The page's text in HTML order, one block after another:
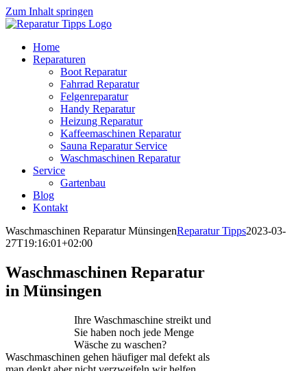
Zum Inhalt springen
Home
Reparaturen
Boot Reparatur
Fahrrad Reparatur
Felgenreparatur
Handy Reparatur
Heizung Reparatur
Kaffeemaschinen Reparatur
Sauna Reparatur Service
Waschmaschinen Reparatur
Service
Gartenbau
Blog
Kontakt
Waschmaschinen Reparatur MünsingenReparatur Tipps2023-03-
27T19:16:01+02:00
Waschmaschinen Reparatur
in Münsingen
Ihre Waschmaschine streikt und
Sie haben noch jede Menge
Wäsche zu waschen?
Waschmaschinen gehen häufiger mal defekt als